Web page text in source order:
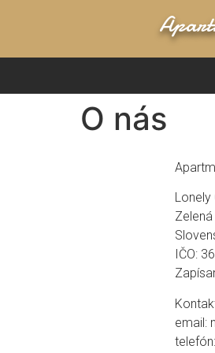
O nás
Lonely
IČO:
email: